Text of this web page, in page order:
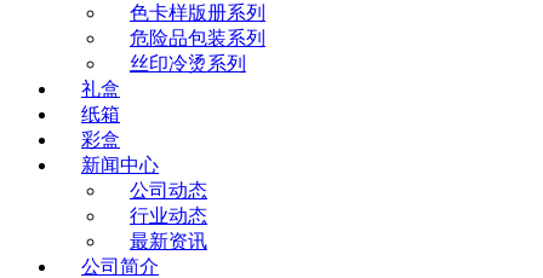
色卡样版册系列
危险品包装系列
丝印冷烫系列
礼盒
纸箱
彩盒
新闻中心
公司动态
行业动态
最新资讯
公司简介